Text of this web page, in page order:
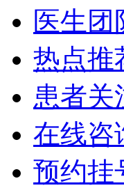
医生团
热点推
患者关
在线咨
预约挂